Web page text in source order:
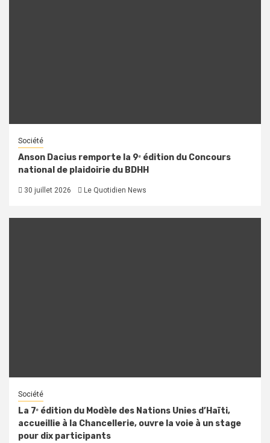
Société
Anson Dacius remporte la 9ᵉ édition du Concours
national de plaidoirie du BDHH
30 juillet 2026 Le Quotidien News
Société
La 7ᵉ édition du Modèle des Nations Unies d’Haïti,
accueillie à la Chancellerie, ouvre la voie à un stage
pour dix participants